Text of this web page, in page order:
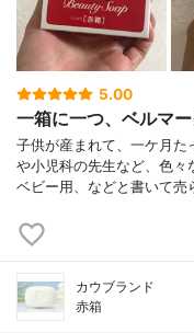
5.00
一箱に一つ、ベルマ
子供が産まれて、一ケ月た
や小児科の先生など、色々
ベビー用、などと書いて売
カウブランド
赤箱